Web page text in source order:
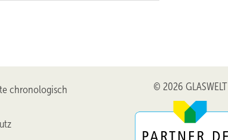
chronologisch © 2026 GLASWELT